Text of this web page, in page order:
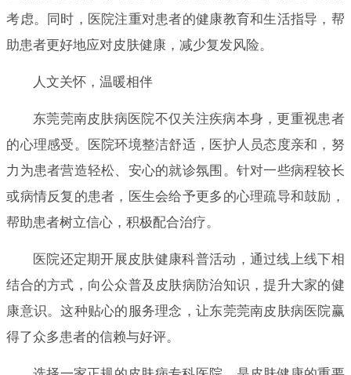
考虑。同时，医院注重对患者的健康教育和生活指导，帮
助患者更好地应对皮肤健康，减少复发风险。
人文关怀，温暖相伴
东莞莞南皮肤病医院不仅关注疾病本身，更重视患者
的心理感受。医院环境整洁舒适，医护人员态度亲和，努
力为患者营造轻松、安心的就诊氛围。针对一些病程较长
或病情反复的患者，医生会给予更多的心理疏导和鼓励，
帮助患者树立信心，积极配合治疗。
医院还定期开展皮肤健康科普活动，通过线上线下相
结合的方式，向公众普及皮肤病防治知识，提升大家的健
康意识。这种贴心的服务理念，让东莞莞南皮肤病医院赢
得了众多患者的信赖与好评。